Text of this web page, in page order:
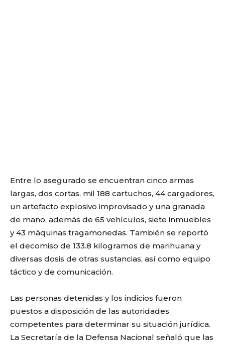
Entre lo asegurado se encuentran cinco armas
largas, dos cortas, mil 188 cartuchos, 44 cargadores,
un artefacto explosivo improvisado y una granada
de mano, además de 65 vehículos, siete inmuebles
y 43 máquinas tragamonedas. También se reportó
el decomiso de 133.8 kilogramos de marihuana y
diversas dosis de otras sustancias, así como equipo
táctico y de comunicación.
Las personas detenidas y los indicios fueron
puestos a disposición de las autoridades
competentes para determinar su situación jurídica.
La Secretaría de la Defensa Nacional señaló que las